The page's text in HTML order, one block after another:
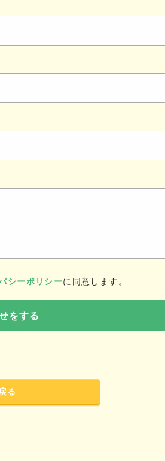
シーポリシーに同意します。
る